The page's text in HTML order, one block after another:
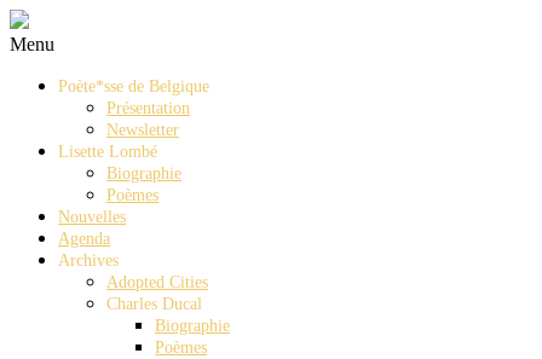
Menu
Poète*sse de Belgique
Présentation
Newsletter
Lisette Lombé
Biographie
Poèmes
Nouvelles
Agenda
Archives
Adopted Cities
Charles Ducal
Biographie
Poèmes